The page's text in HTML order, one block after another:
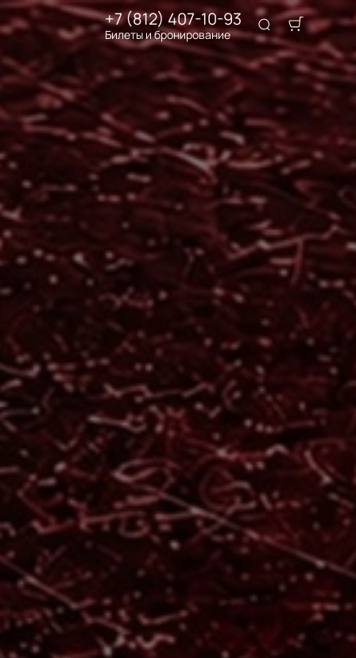
+7 (812) 407-10-93
Билеты и бронирование